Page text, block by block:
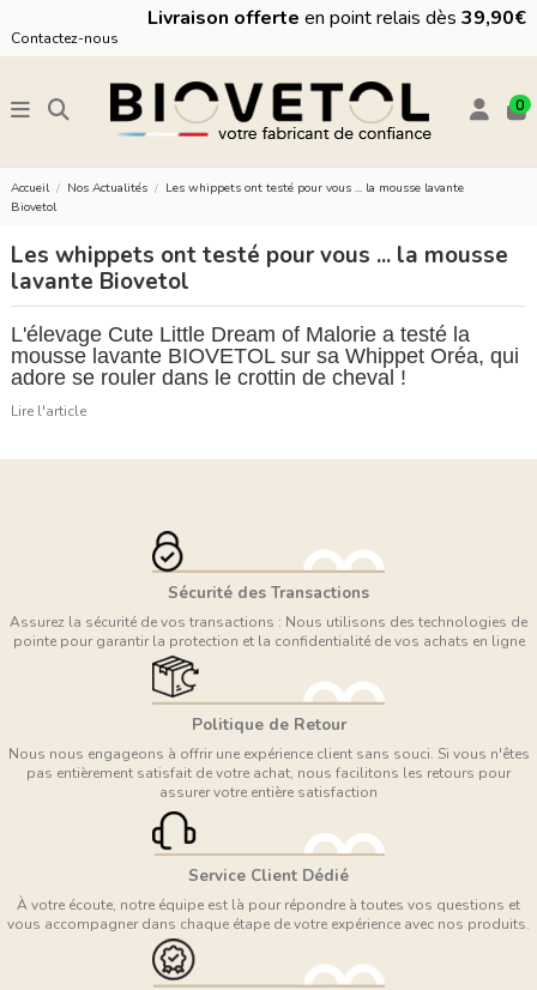
Livraison offerte en point relais dès 39,90€
Contactez-nous
0
Accueil Nos Actualités
Les whippets ont testé pour vous ... la mousse lavante
Biovetol
Les whippets ont testé pour vous ... la mousse
lavante Biovetol
L'élevage Cute Little Dream of Malorie a testé la
mousse lavante BIOVETOL sur sa Whippet Oréa, qui
adore se rouler dans le crottin de cheval !
Lire l'article
Sécurité des Transactions
Assurez la sécurité de vos transactions : Nous utilisons des technologies de
pointe pour garantir la protection et la confidentialité de vos achats en ligne
Politique de Retour
Nous nous engageons à offrir une expérience client sans souci. Si vous n'êtes
pas entièrement satisfait de votre achat, nous facilitons les retours pour
assurer votre entière satisfaction
Service Client Dédié
À votre écoute, notre équipe est là pour répondre à toutes vos questions et
vous accompagner dans chaque étape de votre expérience avec nos produits.